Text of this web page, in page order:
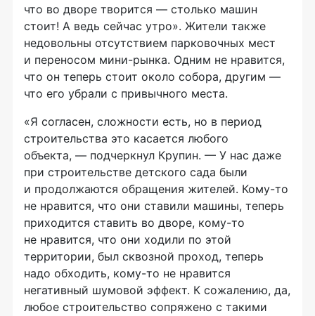
что во дворе творится — столько машин
стоит! А ведь сейчас утро». Жители также
недовольны отсутствием парковочных мест
и переносом мини-рынка. Одним не нравится,
что он теперь стоит около собора, другим —
что его убрали с привычного места.
«Я согласен, сложности есть, но в период
строительства это касается любого
объекта, — подчеркнул Крупин. — У нас даже
при строительстве детского сада были
и продолжаются обращения жителей. Кому-то
не нравится, что они ставили машины, теперь
приходится ставить во дворе, кому-то
не нравится, что они ходили по этой
территории, был сквозной проход, теперь
надо обходить, кому-то не нравится
негативный шумовой эффект. К сожалению, да,
любое строительство сопряжено с такими